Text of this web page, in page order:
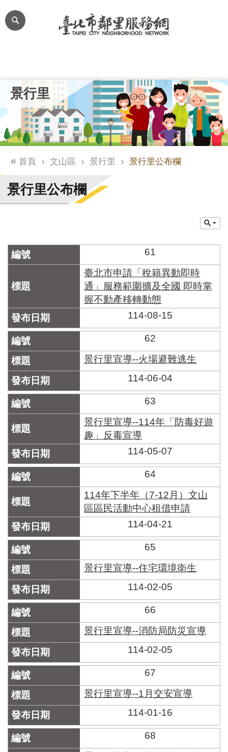
跳到主要內容區塊
網
站
台
通
臺
北
市
門
牌
合
檢
系
統
文
化
局
文
化
資
產
臺
市
區
里
界
北
市
鄰
長
名
冊
景行里
首頁 文山區 景行里 景行里公布欄
景行里公布欄
61
臺北市申請「稅籍異動即時
通」服務範圍擴及全國 即時掌
握不動產移轉動態
114-08-15
62
景行里宣導--火場避難逃生
114-06-04
63
景行里宣導--114年「防毒好遊
趣」反毒宣導
114-05-07
64
114年下半年（7-12月）文山
區區民活動中心租借申請
114-04-21
65
景行里宣導--住宅環境衛生
114-02-05
66
景行里宣導--消防局防災宣導
114-02-05
67
景行里宣導--1月交安宣導
114-01-16
68